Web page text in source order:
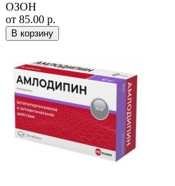
ОЗОН
от 85.00 р.
В корзину